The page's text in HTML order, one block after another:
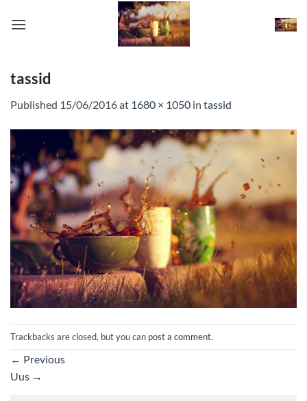
tassid
Published 15/06/2016at 1680 × 1050 in tassid
Trackbacks are closed, but you can post a comment.
← Previous
Uus →